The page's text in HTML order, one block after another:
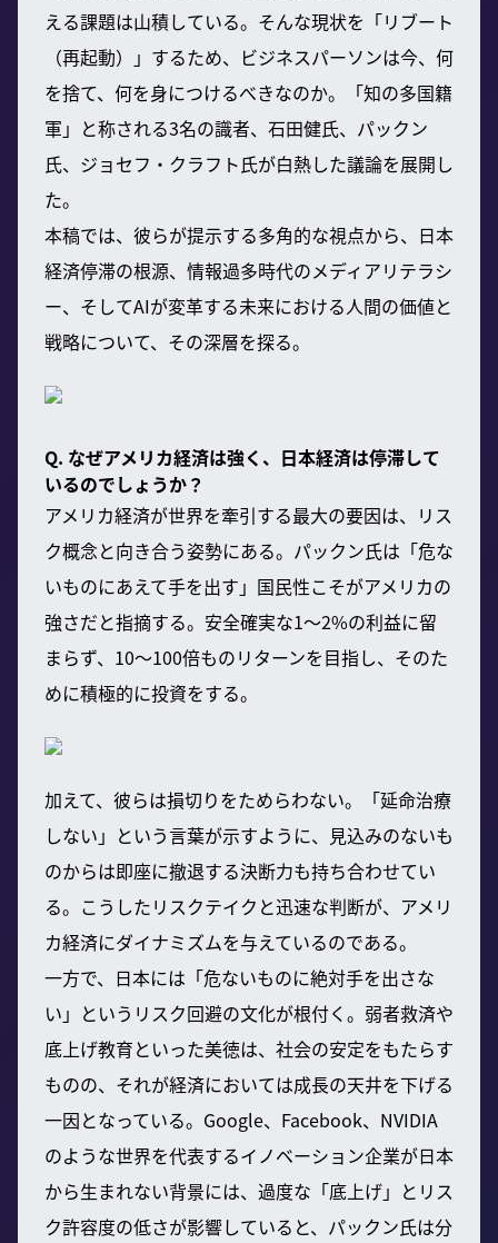
える課題は山積している。そんな現状を「リブート
（再起動）」するため、ビジネスパーソンは今、何
を捨て、何を身につけるべきなのか。「知の多国籍
軍」と称される3名の識者、石田健氏、パックン
氏、ジョセフ・クラフト氏が白熱した議論を展開し
た。
本稿では、彼らが提示する多角的な視点から、日本
経済停滞の根源、情報過多時代のメディアリテラシ
ー、そしてAIが変革する未来における人間の価値と
戦略について、その深層を探る。
Q. なぜアメリカ経済は強く、日本経済は停滞して
いるのでしょうか？
アメリカ経済が世界を牽引する最大の要因は、リス
ク概念と向き合う姿勢にある。パックン氏は「危な
いものにあえて手を出す」国民性こそがアメリカの
強さだと指摘する。安全確実な1〜2%の利益に留
まらず、10〜100倍ものリターンを目指し、そのた
めに積極的に投資をする。
加えて、彼らは損切りをためらわない。「延命治療
しない」という言葉が示すように、見込みのないも
のからは即座に撤退する決断力も持ち合わせてい
る。こうしたリスクテイクと迅速な判断が、アメリ
カ経済にダイナミズムを与えているのである。
一方で、日本には「危ないものに絶対手を出さな
い」というリスク回避の文化が根付く。弱者救済や
底上げ教育といった美徳は、社会の安定をもたらす
ものの、それが経済においては成長の天井を下げる
一因となっている。Google、Facebook、NVIDIA
のような世界を代表するイノベーション企業が日本
から生まれない背景には、過度な「底上げ」とリス
ク許容度の低さが影響していると、パックン氏は分